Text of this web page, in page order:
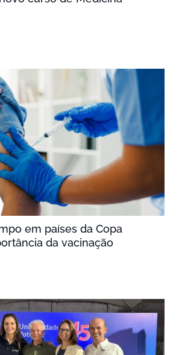
em países da Copa
da vacinação